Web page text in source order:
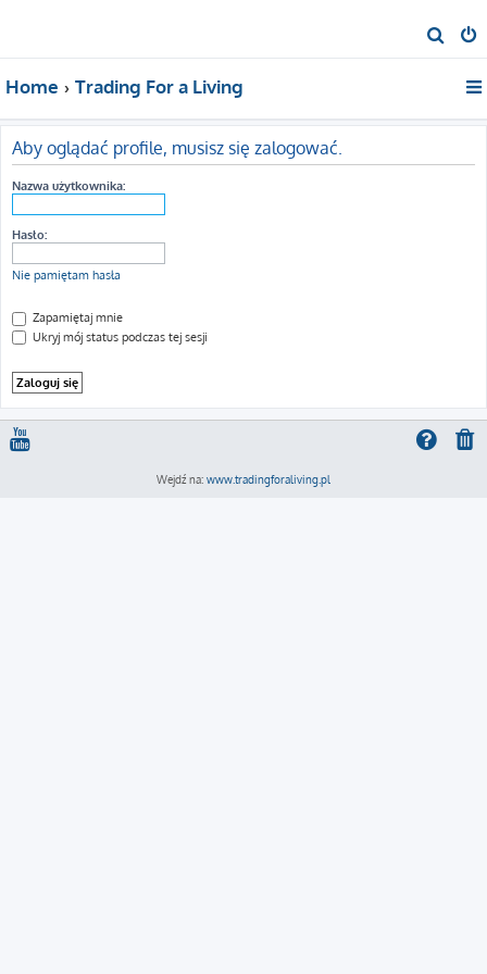
z
j
Home Trading For a Living
Aby oglądać profile, musisz się zalogować.
Nazwa użytkownika:
Hasło:
Nie pamiętam hasła
Zapamiętaj mnie
Ukryj mój status podczas tej sesji
Wejdź na: www.tradingforaliving.pl